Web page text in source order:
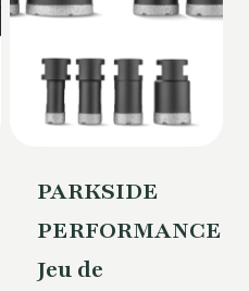
PARKSIDE
PERFORMANCE®
Jeu de